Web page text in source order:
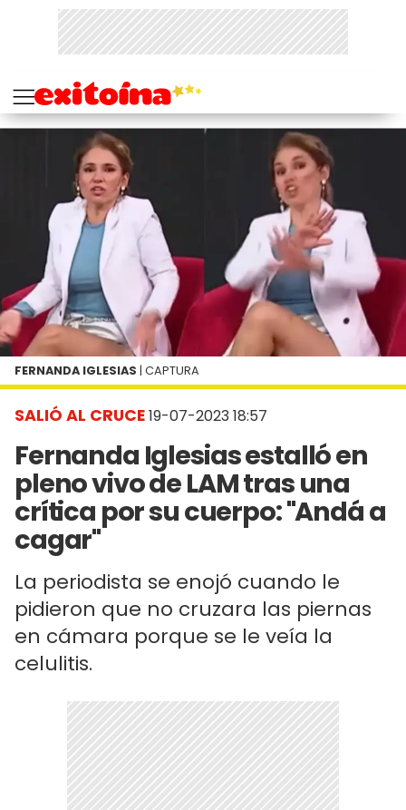
SALIÓ AL CRUCE19-07-2023 18:57
Fernanda Iglesias estalló en
pleno vivo de LAM tras una
crítica por su cuerpo: "Andá a
cagar"
La periodista se enojó cuando le
pidieron que no cruzara las piernas
en cámara porque se le veía la
celulitis.
FERNANDA IGLESIAS | CAPTURA